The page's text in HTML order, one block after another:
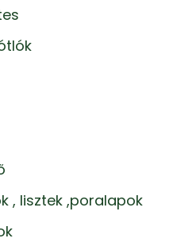
, lisztek ,poralapok